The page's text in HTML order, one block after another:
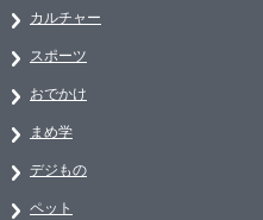
カルチャー
スポーツ
おでかけ
まめ学
デジもの
ペット